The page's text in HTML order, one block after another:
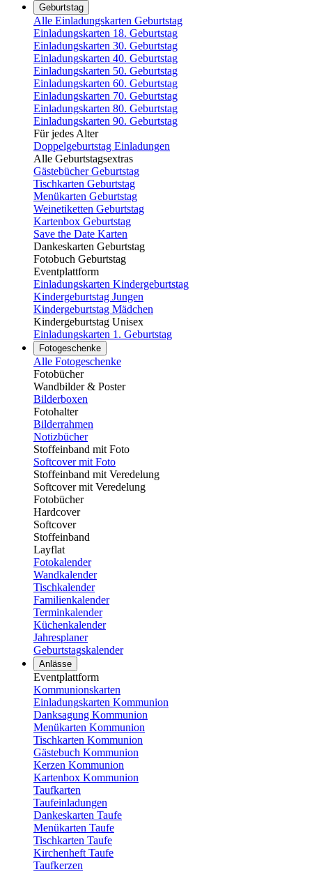
Geburtstag
Alle Einladungskarten Geburtstag
Einladungskarten 18. Geburtstag
Einladungskarten 30. Geburtstag
Einladungskarten 40. Geburtstag
Einladungskarten 50. Geburtstag
Einladungskarten 60. Geburtstag
Einladungskarten 70. Geburtstag
Einladungskarten 80. Geburtstag
Einladungskarten 90. Geburtstag
Für jedes Alter
Doppelgeburtstag Einladungen
Alle Geburtstagsextras
Gästebücher Geburtstag
Tischkarten Geburtstag
Menükarten Geburtstag
Weinetiketten Geburtstag
Kartenbox Geburtstag
Save the Date Karten
Dankeskarten Geburtstag
Fotobuch Geburtstag
Eventplattform
Einladungskarten Kindergeburtstag
Kindergeburtstag Jungen
Kindergeburtstag Mädchen
Kindergeburtstag Unisex
Einladungskarten 1. Geburtstag
Fotogeschenke
Alle Fotogeschenke
Fotobücher
Wandbilder & Poster
Bilderboxen
Fotohalter
Bilderrahmen
Notizbücher
Stoffeinband mit Foto
Softcover mit Foto
Stoffeinband mit Veredelung
Softcover mit Veredelung
Fotobücher
Hardcover
Softcover
Stoffeinband
Layflat
Fotokalender
Wandkalender
Tischkalender
Familienkalender
Terminkalender
Küchenkalender
Jahresplaner
Geburtstagskalender
Anlässe
Eventplattform
Kommunionskarten
Einladungskarten Kommunion
Danksagung Kommunion
Menükarten Kommunion
Tischkarten Kommunion
Gästebuch Kommunion
Kerzen Kommunion
Kartenbox Kommunion
Taufkarten
Taufeinladungen
Dankeskarten Taufe
Menükarten Taufe
Tischkarten Taufe
Kirchenheft Taufe
Taufkerzen